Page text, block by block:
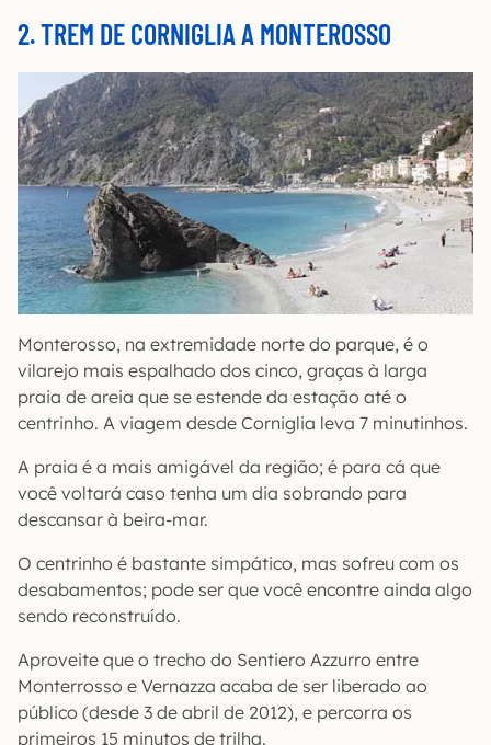
2. TREM DE CORNIGLIA A MONTEROSSO
Monterosso, na extremidade norte do parque, é o
vilarejo mais espalhado dos cinco, graças à larga
praia de areia que se estende da estação até o
centrinho. A viagem desde Corniglia leva 7 minutinhos.
A praia é a mais amigável da região; é para cá que
você voltará caso tenha um dia sobrando para
descansar à beira-mar.
O centrinho é bastante simpático, mas sofreu com os
desabamentos; pode ser que você encontre ainda algo
sendo reconstruído.
Aproveite que o trecho do Sentiero Azzurro entre
Monterrosso e Vernazza acaba de ser liberado ao
público (desde 3 de abril de 2012), e percorra os
primeiros 15 minutos de trilha.